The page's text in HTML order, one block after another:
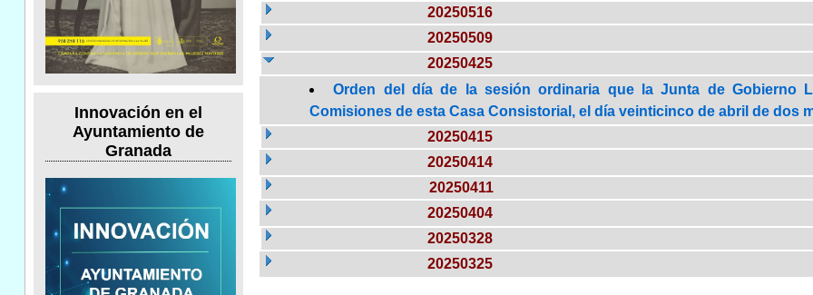
Innovación en el
Ayuntamiento de
Granada
20250516
20250509
20250425
Orden del día de la sesión ordinaria que la Junta de Gobierno
Comisiones de esta Casa Consistorial, el día veinticinco de abril de dos
20250415
20250414
20250411
20250404
20250328
20250325